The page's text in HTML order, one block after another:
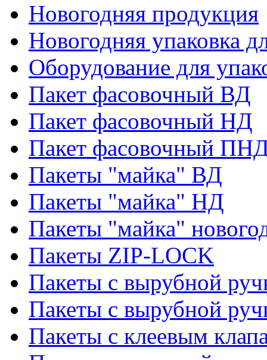
Новогодняя продукция
Новогодняя упаковка
Оборудование для
Пакет фасовочный ВД
Пакет фасовочный НД
Пакет фасовочный
Пакеты "майка" ВД
Пакеты "майка" НД
Пакеты "майка"
Пакеты ZIP-LOCK
Пакеты с вырубной
Пакеты с вырубной
Пакеты с клеевым